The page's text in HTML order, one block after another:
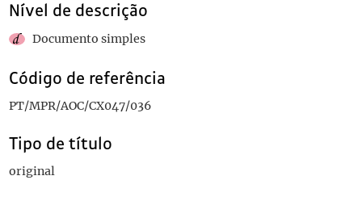
Nível de descrição
Documento simples
Código de referência
PT/MPR/AOC/CX047/036
Tipo de título
original